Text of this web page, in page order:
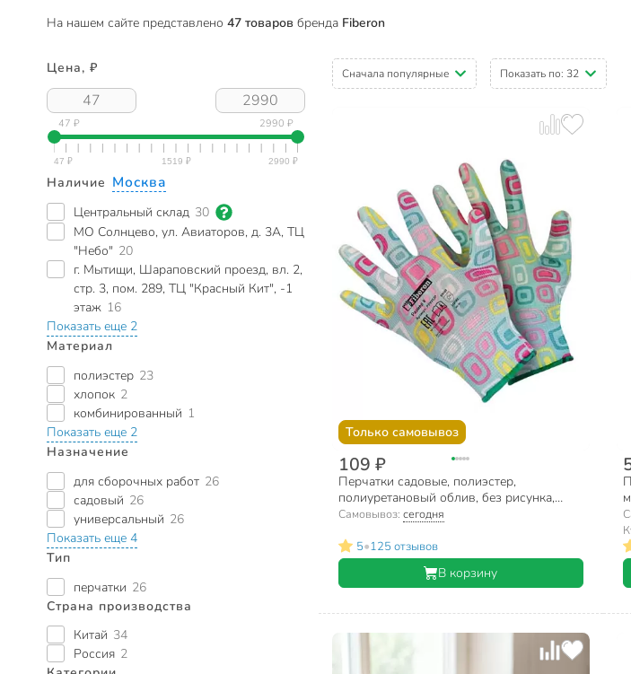
На нашем сайте представлено 47 товаров бренда Fiberon
Цена, ₽
47 ₽ 2990 ₽
Наличие Москва
Центральный склад 30
МО Солнцево, ул. Авиаторов, д. 3А, ТЦ
"Небо" 20
г. Мытищи, Шараповский проезд, вл. 2,
стр. 3, пом. 289, ТЦ "Красный Кит", -1
этаж 16
Показать еще 2
Материал
полиэстер 23
хлопок 2
комбинированный 1
Показать еще 2
Назначение
для сборочных работ 26
садовый 26
универсальный 26
Показать еще 4
Тип
перчатки 26
Страна производства
Китай 34
Россия 2
Сначала популярные Показать по: 32
Только самовывоз
109 ₽
Перчатки садовые, полиэстер,
полиуретановый облив, без рисунка,
размер 8 (M), цвет в ассортименте,
Самовывоз: сегодня
5•125 отзывов
В корзину